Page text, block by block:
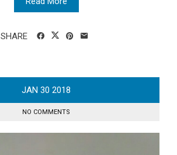
SHARE
JAN 30 2018
NO COMMENTS